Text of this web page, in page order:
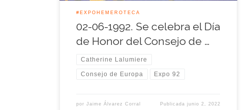
#EXPOHEMEROTECA
02-06-1992. Se celebra el Día
de Honor del Consejo de …
Catherine Lalumiere
Consejo de Europa Expo 92
porJaime Álvarez Corral Publicada junio 2, 2022